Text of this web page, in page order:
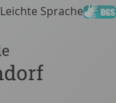
Leichte Sprache